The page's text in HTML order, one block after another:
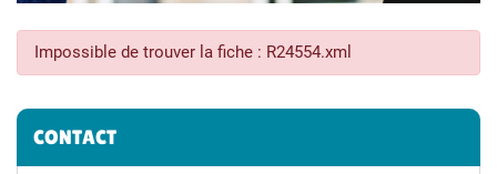
Impossible de trouver la fiche : R24554.xml
Informations complémentaires
CONTACT